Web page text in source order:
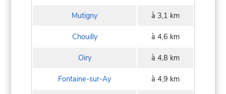
Mutigny à 3,1 km
Chouilly à 4,6 km
Oiry à 4,8 km
Fontaine-sur-Ay à 4,9 km